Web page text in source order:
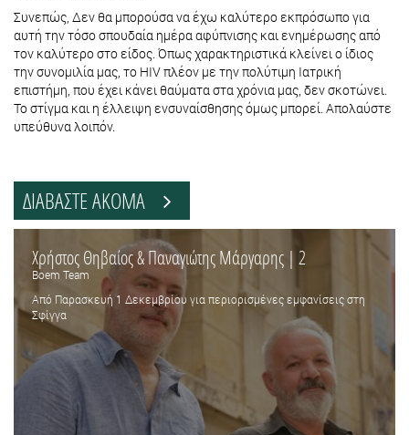
Συνεπώς, Δεν θα μπορούσα να έχω καλύτερο εκπρόσωπο για
αυτή την τόσο σπουδαία ημέρα αφύπνισης και ενημέρωσης από
τον καλύτερο στο είδος. Όπως χαρακτηριστικά κλείνει ο ίδιος
την συνομιλία μας, το HIV πλέον με την πολύτιμη Ιατρική
επιστήμη, που έχει κάνει θαύματα στα χρόνια μας, δεν σκοτώνει.
Το στίγμα και η έλλειψη ενσυναίσθησης όμως μπορεί. Απολαύστε
υπεύθυνα λοιπόν.
ΔΙΑΒΑΣΤΕ ΑΚΟΜΑ
Χρήστος Θηβαίος & Παναγιώτης Μάργαρης | 2
Boem Team
Από Παρασκευή 1 Δεκεμβρίου για περιορισμένες εμφανίσεις στη
Σφίγγα